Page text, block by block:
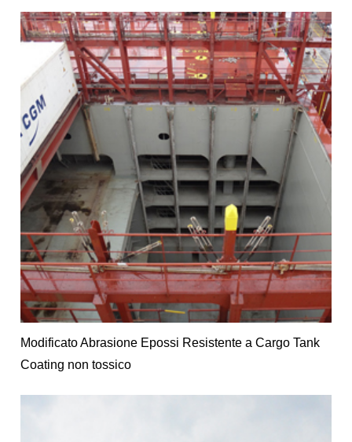
Modificato Abrasione Epossi Resistente a Cargo Tank
Coating non tossico